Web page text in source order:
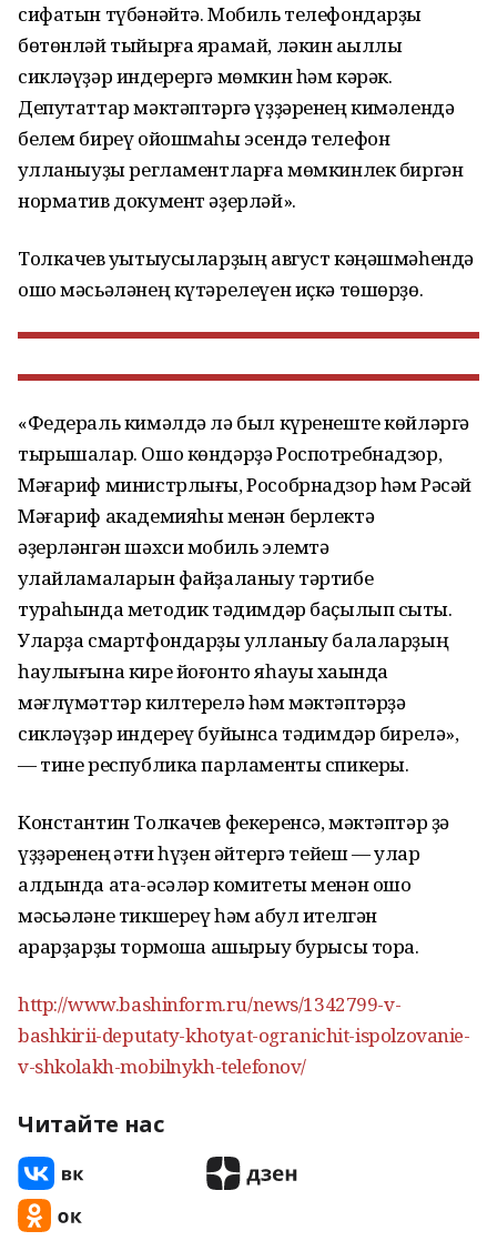
сифатын түбәнәйтә. Мобиль телефондарҙы
бөтөнләй тыйырға ярамай, ләкин аҡыллы
сикләүҙәр индерергә мөмкин һәм кәрәк.
Депутаттар мәктәптәргә үҙҙәренең кимәлендә
белем биреү ойошмаһы эсендә телефон
ҡулланыуҙы регламентларға мөмкинлек биргән
норматив документ әҙерләй».
Толкачев уҡытыусыларҙың август кәңәшмәһендә
ошо мәсьәләнең күтәрелеүен иҫкә төшөрҙө.
«Федераль кимәлдә лә был күренеште көйләргә
тырышалар. Ошо көндәрҙә Роспотребнадзор,
Мәғариф министрлығы, Рособрнадзор һәм Рәсәй
Мәғариф академияһы менән берлектә
әҙерләнгән шәхси мобиль элемтә
ҡулайламаларын файҙаланыу тәртибе
тураһында методик тәҡдимдәр баҫылып сыҡты.
Уларҙа смартфондарҙы ҡулланыу балаларҙың
һаулығына кире йоғонто яһауы хаҡында
мәғлүмәттәр килтерелә һәм мәктәптәрҙә
сикләүҙәр индереү буйынса тәҡдимдәр бирелә»,
— тине республика парламенты спикеры.
Константин Толкачев фекеренсә, мәктәптәр ҙә
үҙҙәренең ҡәтғи һүҙен әйтергә тейеш — улар
алдында ата-әсәләр комитеты менән ошо
мәсьәләне тикшереү һәм ҡабул ителгән
ҡарарҙарҙы тормошҡа ашырыу бурысы тора.
http://www.bashinform.ru/news/1342799-v-
bashkirii-deputaty-khotyat-ogranichit-ispolzovanie-
v-shkolakh-mobilnykh-telefonov/
Читайте нас